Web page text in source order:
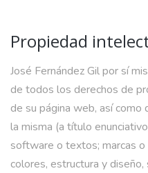
Propiedad
José Fernández Gil por sí
de todos los derechos de
de su página web, así
la misma (a título
software o textos; marcas
colores, estructura y